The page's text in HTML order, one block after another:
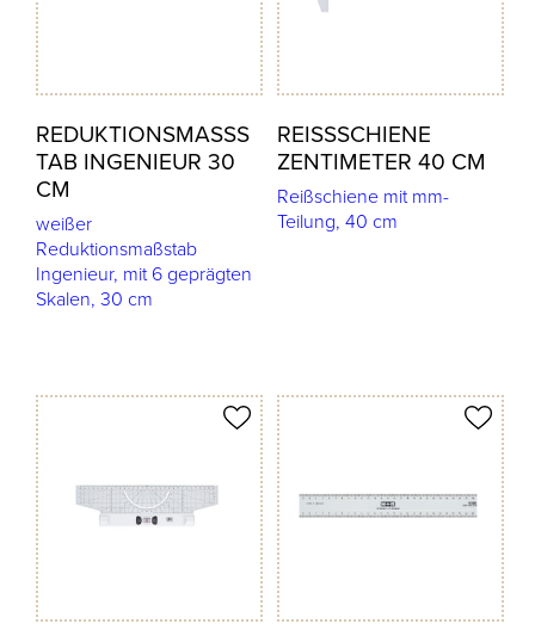
REDUKTIONSMASSST
AB INGENIEUR 30 C
M
weißer
Reduktionsmaßstab
Ingenieur, mit 6 geprägten
Skalen, 30 cm
REISSSCHIENE Z
ENTIMETER 40 CM
Reißschiene mit mm-
Teilung, 40 cm
merken Produkt merken